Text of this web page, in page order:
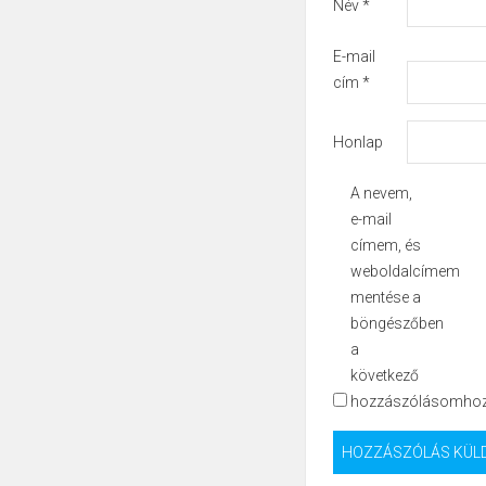
Név*
E-mail
cím *
Honlap
A nevem,
e-mail
címem, és
weboldalcímem
mentése a
böngészőben
a
következő